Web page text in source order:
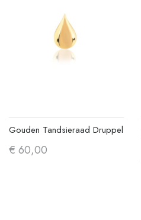
Gouden Tandsieraad Druppel
€ 60,00